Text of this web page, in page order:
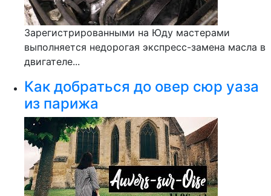
Зарегистрированными на Юду мастерами
выполняется недорогая экспресс-замена масла в
двигателе...
Как добраться до овер сюр уаза
из парижа